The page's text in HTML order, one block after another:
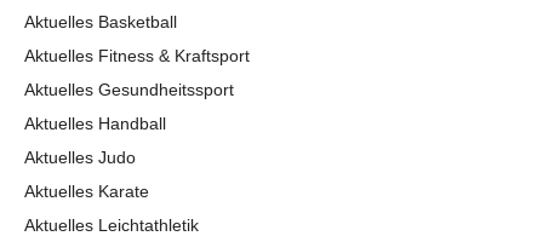
Aktuelles Basketball
Aktuelles Fitness & Kraftsport
Aktuelles Gesundheitssport
Aktuelles Handball
Aktuelles Judo
Aktuelles Karate
Aktuelles Leichtathletik